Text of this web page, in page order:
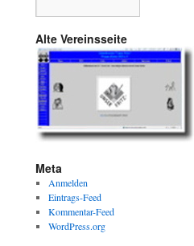
Alte Vereinsseite
Meta
Anmelden
Eintrags-Feed
Kommentar-Feed
WordPress.org